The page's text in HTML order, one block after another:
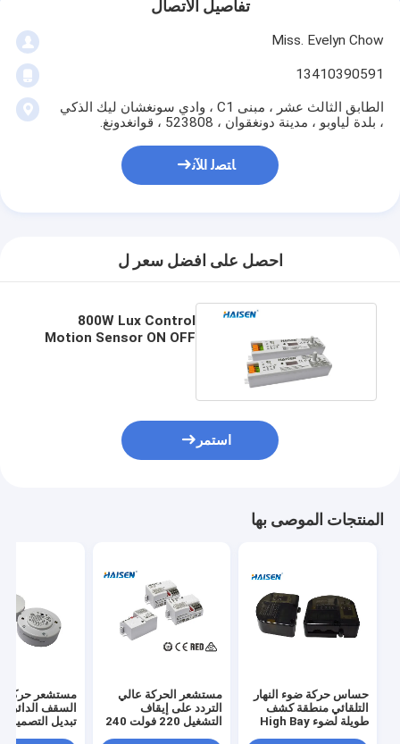
تفاصيل الاتصال
Miss. Evelyn Chow
13410390591
الطابق الثالث عشر ، مبنى C1 ، وادي سونغشان ليك الذكي
، بلدة لياوبو ، مدينة دونغقوان ، 523808 ، قوانغدونغ.
ﺎﺘﺼﻟ ﺍﻶﻧ
احصل على افضل سعر ل
800W Lux Control
Motion Sensor ON OFF
استمر
المنتجات الموصى بها
حساس حركة ضوء النهار
التلقائي منطقة كشف
طويلة لضوء High Bay
مستشعر الحركة عالي
التردد على إيقاف
التشغيل 220 فولت 240
مستشعر حركة
تبديل التصميم